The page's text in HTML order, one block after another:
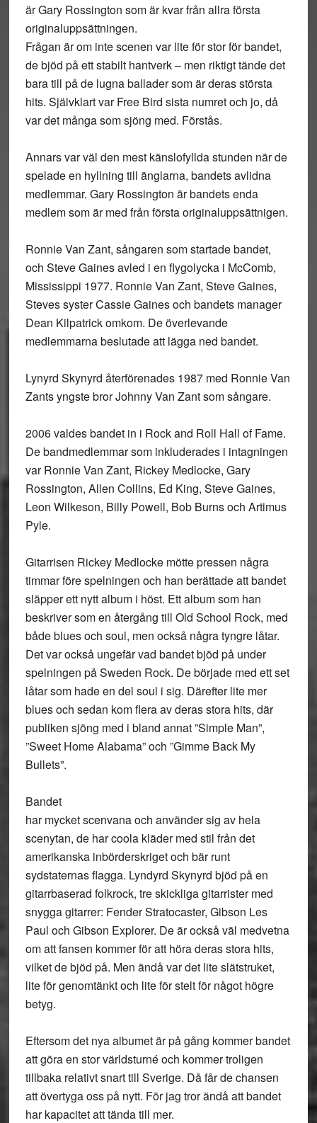
är Gary Rossington som är kvar från allra första
originaluppsättningen.
Frågan är om inte scenen var lite för stor för bandet,
de bjöd på ett stabilt hantverk – men riktigt tände det
bara till på de lugna ballader som är deras största
hits. Självklart var Free Bird sista numret och jo, då
var det många som sjöng med. Förstås.
Annars var väl den mest känslofyllda stunden när de
spelade en hyllning till änglarna, bandets avlidna
medlemmar. Gary Rossington är bandets enda
medlem som är med från första originaluppsättnigen.
Ronnie Van Zant, sångaren som startade bandet,
och Steve Gaines avled i en flygolycka i McComb,
Mississippi 1977. Ronnie Van Zant, Steve Gaines,
Steves syster Cassie Gaines och bandets manager
Dean Kilpatrick omkom. De överlevande
medlemmarna beslutade att lägga ned bandet.
Lynyrd Skynyrd återförenades 1987 med Ronnie Van
Zants yngste bror Johnny Van Zant som sångare.
2006 valdes bandet in i Rock and Roll Hall of Fame.
De bandmedlemmar som inkluderades i intagningen
var Ronnie Van Zant, Rickey Medlocke, Gary
Rossington, Allen Collins, Ed King, Steve Gaines,
Leon Wilkeson, Billy Powell, Bob Burns och Artimus
Pyle.
Gitarrisen Rickey Medlocke mötte pressen några
timmar före spelningen och han berättade att bandet
släpper ett nytt album i höst. Ett album som han
beskriver som en återgång till Old School Rock, med
både blues och soul, men också några tyngre låtar.
Det var också ungefär vad bandet bjöd på under
spelningen på Sweden Rock. De började med ett set
låtar som hade en del soul i sig. Därefter lite mer
blues och sedan kom flera av deras stora hits, där
publiken sjöng med i bland annat ”Simple Man”,
”Sweet Home Alabama” och ”Gimme Back My
Bullets”.
Bandet
har mycket scenvana och använder sig av hela
scenytan, de har coola kläder med stil från det
amerikanska inbörderskriget och bär runt
sydstaternas flagga. Lyndyrd Skynyrd bjöd på en
gitarrbaserad folkrock, tre skickliga gitarrister med
snygga gitarrer: Fender Stratocaster, Gibson Les
Paul och Gibson Explorer. De är också väl medvetna
om att fansen kommer för att höra deras stora hits,
vilket de bjöd på. Men ändå var det lite slätstruket,
lite för genomtänkt och lite för stelt för något högre
betyg.
Eftersom det nya albumet är på gång kommer bandet
att göra en stor världsturné och kommer troligen
tillbaka relativt snart till Sverige. Då får de chansen
att övertyga oss på nytt. För jag tror ändå att bandet
har kapacitet att tända till mer.